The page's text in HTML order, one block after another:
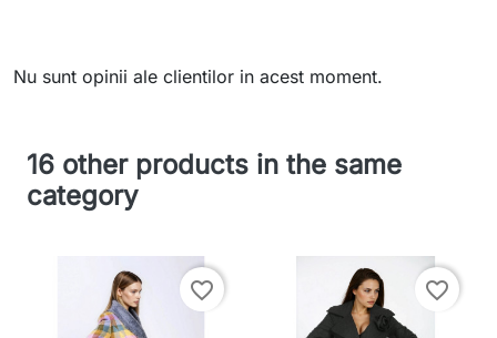
Nu sunt opinii ale clientilor in acest moment.
16 other products in the same
category
favorite_border favorite_border